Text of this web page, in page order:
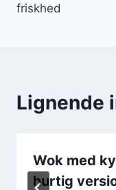
friskhed
Lignende
Wok med
hurtig